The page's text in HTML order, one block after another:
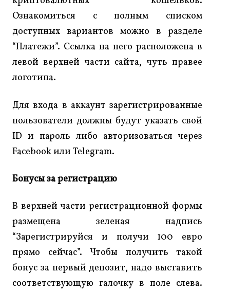
Ознакомиться с полным списком
доступных вариантов можно в разделе
“Платежи”. Ссылка на него расположена в
левой верхней части сайта, чуть правее
логотипа.
Для входа в аккаунт зарегистрированные
пользователи должны будут указать свой
ID и пароль либо авторизоваться через
Facebook или Telegram.
Бонусы за регистрацию
В верхней части регистрационной формы
размещена зеленая надпись
“Зарегистрируйся и получи 100 евро
прямо сейчас”. Чтобы получить такой
бонус за первый депозит, надо выставить
соответствующую галочку в поле слева.